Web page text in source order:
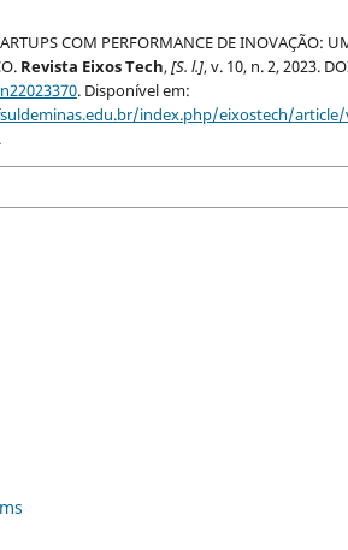
COM PERFORMANCE DE INOVAÇÃO:
Revista Eixos Tech,[S. l.], v. 10, n. 2, 2023.
. Disponível em:
index.php/eixostech/